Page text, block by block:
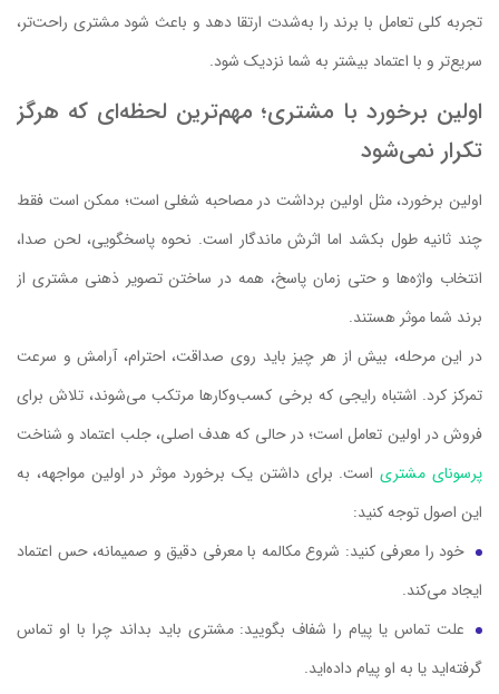
تجربه کلی تعامل با برند را به‌شدت ارتقا دهد و باعث شود مشتری راحت‌تر،
سریع‌تر و با اعتماد بیشتر به شما نزدیک شود.
اولین برخورد با مشتری؛ مهم‌ترین لحظه‌ای که هرگز
تکرار نمی‌شود
اولین برخورد، مثل اولین برداشت در مصاحبه شغلی است؛ ممکن است فقط
چند ثانیه طول بکشد اما اثرش ماندگار است. نحوه‌ پاسخگویی، لحن صدا،
انتخاب واژه‌ها و حتی زمان پاسخ، همه در ساختن تصویر ذهنی مشتری از
برند شما موثر هستند.
در این مرحله، بیش از هر چیز باید روی صداقت، احترام، آرامش و سرعت
تمرکز کرد. اشتباه رایجی که برخی کسب‌وکارها مرتکب می‌شوند، تلاش برای
فروش در اولین تعامل است؛ در حالی که هدف اصلی، جلب اعتماد و شناخت
پرسونای مشتریاست. برای داشتن یک برخورد موثر در اولین مواجهه، به
این اصول توجه کنید:
خود را معرفی کنید: شروع مکالمه با معرفی دقیق و صمیمانه، حس اعتماد
ایجاد می‌کند.
علت تماس یا پیام را شفاف بگویید: مشتری باید بداند چرا با او تماس
گرفته‌اید یا به او پیام داده‌اید.